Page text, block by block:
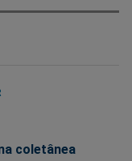
coletânea